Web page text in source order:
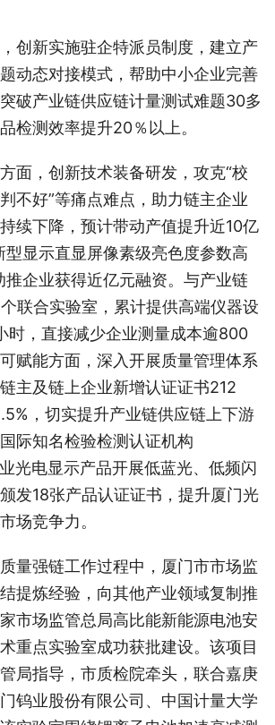
创新实施驻企特派员制度，建立产
动态对接模式，帮助中小企业完善
破产业链供应链计量测试难题30多
检测效率提升20％以上。
面，创新技术装备研发，攻克“校
不好”等痛点难点，助力链主企业
续下降，预计带动产值提升近10亿
型显示直显屏像素级亮色度参数高
推企业获得近亿元融资。与产业链
联合实验室，累计提供高端仪器设
时，直接减少企业测量成本逾800
赋能方面，深入开展质量管理体系
主及链上企业新增认证证书212
，切实提升产业链供应链上下游
际知名检验检测认证机构
业光电显示产品开展低蓝光、低频闪
发18张产品认证证书，提升厦门光
场竞争力。
量强链工作过程中，厦门市市场监
提炼经验，向其他产业领域复制推
市场监管总局高比能新能源电池安
重点实验室成功获批建设。该项目
局指导，市质检院牵头，联合嘉庚
钨业股份有限公司、中国计量大学